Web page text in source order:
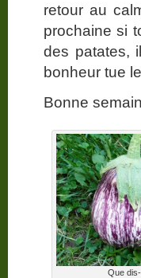
retour au
prochaine si
des patates,
bonheur tue
Bonne
Que